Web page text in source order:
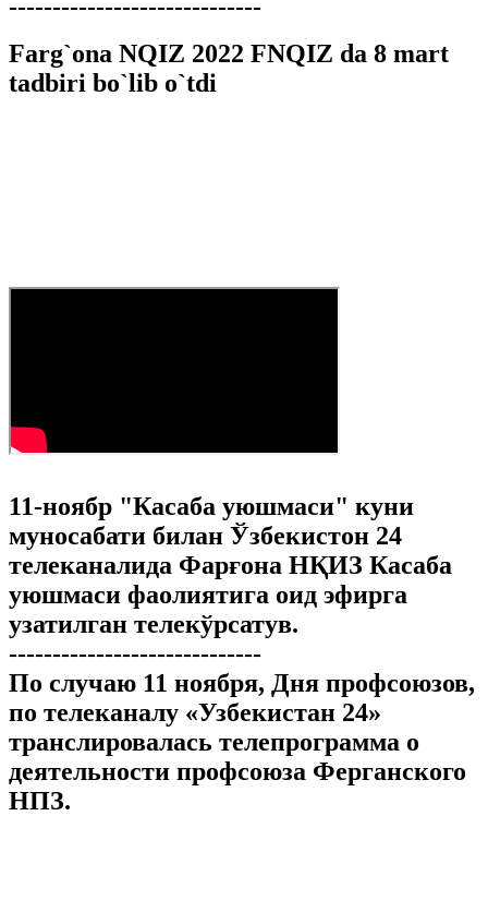
-----------------------------
Farg`ona NQIZ 2022 FNQIZ da 8 mart
tadbiri bo`lib o`tdi
11-ноябр "Касаба уюшмаси" куни
муносабати билан Ўзбекистон 24
телеканалида Фарғона НҚИЗ Касаба
уюшмаси фаолиятига оид эфирга
узатилган телекўрсатув.
-----------------------------
По случаю 11 ноября, Дня профсоюзов,
по телеканалу «Узбекистан 24»
транслировалась телепрограмма о
деятельности профсоюза Ферганского
НПЗ.